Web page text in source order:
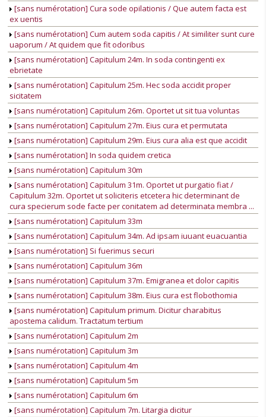
[sans numérotation] Cura sode opilationis / Que autem facta est
ex uentis
[sans numérotation] Cum autem soda capitis / At similiter sunt cure
uaporum / At quidem que fit odoribus
[sans numérotation] Capitulum 24m. In soda contingenti ex
ebrietate
[sans numérotation] Capitulum 25m. Hec soda accidit proper
sicitatem
[sans numérotation] Capitulum 26m. Oportet ut sit tua voluntas
[sans numérotation] Capitulum 27m. Eius cura et permutata
[sans numérotation] Capitulum 29m. Eius cura alia est que accidit
[sans numérotation] In soda quidem cretica
[sans numérotation] Capitulum 30m
[sans numérotation] Capitulum 31m. Oportet ut purgatio fiat /
Capitulum 32m. Oportet ut soliciteris etcetera hic determinant de
cura specierum sode facte per conitatem ad determinata membra ...
[sans numérotation] Capitulum 33m
[sans numérotation] Capitulum 34m. Ad ipsam iuuant euacuantia
[sans numérotation] Si fuerimus securi
[sans numérotation] Capitulum 36m
[sans numérotation] Capitulum 37m. Emigranea et dolor capitis
[sans numérotation] Capitulum 38m. Eius cura est flobothomia
[sans numérotation] Capitulum primum. Dicitur charabitus
apostema calidum. Tractatum tertium
[sans numérotation] Capitulum 2m
[sans numérotation] Capitulum 3m
[sans numérotation] Capitulum 4m
[sans numérotation] Capitulum 5m
[sans numérotation] Capitulum 6m
[sans numérotation] Capitulum 7m. Litargia dicitur